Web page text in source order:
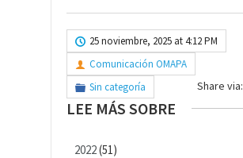
25 noviembre, 2025 at 4:12 PM
Comunicación OMAPA
Sin categoría
Share via:
LEE MÁS SOBRE
2022(51)